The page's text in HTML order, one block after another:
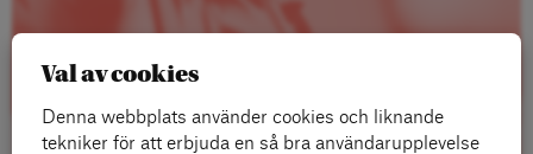
Val av cookies
Denna webbplats använder cookies och liknande
tekniker för att erbjuda en så bra användarupplevelse